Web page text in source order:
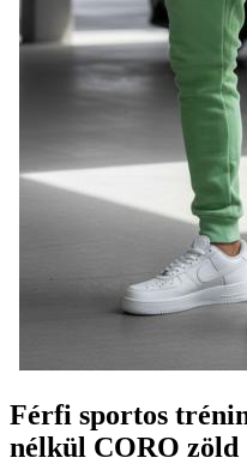
Férfi sportos
nélkül CORO zöld